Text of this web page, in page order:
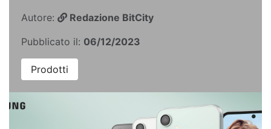
Autore:
Redazione BitCity
Pubblicato il: 06/12/2023
Prodotti